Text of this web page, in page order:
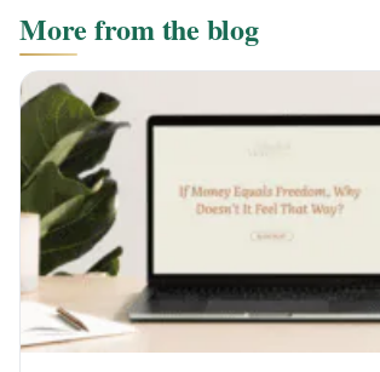
More from the blog